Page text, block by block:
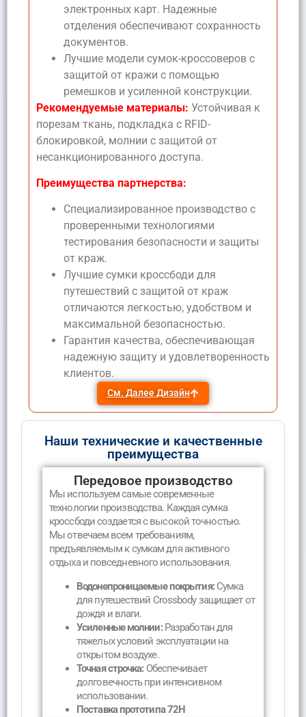
электронных карт. Надежные
отделения обеспечивают сохранность
документов.
Лучшие модели сумок-кроссоверов с
защитой от кражи с помощью
ремешков и усиленной конструкции.
Рекомендуемые материалы: Устойчивая к
порезам ткань, подкладка с RFID-
блокировкой, молнии с защитой от
несанкционированного доступа.
Преимущества партнерства:
Специализированное производство с
проверенными технологиями
тестирования безопасности и защиты
от краж.
Лучшие сумки кроссбоди для
путешествий с защитой от краж
отличаются легкостью, удобством и
максимальной безопасностью.
Гарантия качества, обеспечивающая
надежную защиту и удовлетворенность
клиентов.
См. Далее Дизайн
Наши технические и качественные
преимущества
Передовое производство
Мы используем самые современные
технологии производства. Каждая сумка
кроссбоди создается с высокой точностью.
Мы отвечаем всем требованиям,
предъявляемым к сумкам для активного
отдыха и повседневного использования.
Водонепроницаемые покрытия:Сумка
для путешествий Crossbody защищает от
дождя и влаги.
Усиленные молнии:Разработан для
тяжелых условий эксплуатации на
открытом воздухе.
Точная строчка: Обеспечивает
долговечность при интенсивном
использовании.
Поставка прототипа 72H